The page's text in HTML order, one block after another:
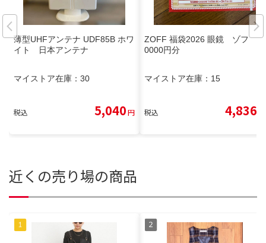
薄型UHFアンテナ UDF85B ホワ
イト 日本アンテナ
マイストア在庫： 30
税込 5,040円
ZOFF 福袋2026 眼鏡 ゾフ 1
0000円分
マイストア在庫： 15
税込 4,836
近くの売り場の商品